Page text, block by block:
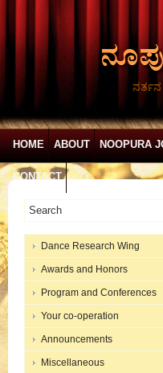
ನರ್ತನ
HOME ABOUT NOOPURA
CONTACT
Dance Research Wing
Awards and Honors
Program and Conferences
Your co-operation
Announcements
Miscellaneous